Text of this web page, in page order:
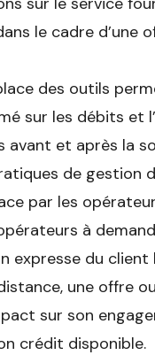
le cadre d’une
des outils
sur les débits et
avant et après la
de gestion
par les
à
expresse du client
une offre
sur son
crédit disponible.